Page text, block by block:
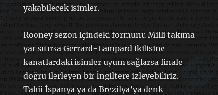
yakabilecek isimler.
Rooney sezon içindeki formunu Milli takıma
yansıtırsa Gerrard-Lampard ikilisine
kanatlardaki isimler uyum sağlarsa finale
doğru ilerleyen bir İngiltere izleyebiliriz.
Tabii İspanya ya da Brezilya’ya denk